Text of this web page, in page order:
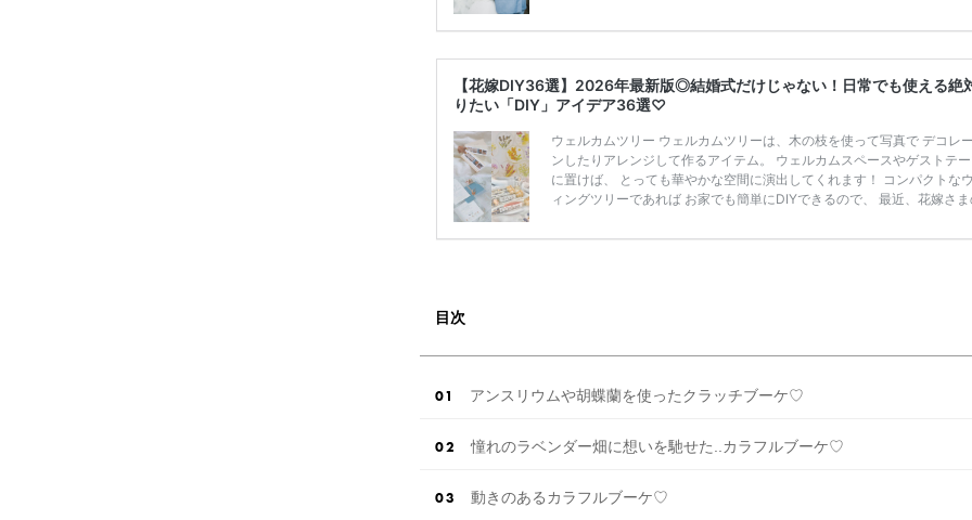
ンペーン特典ランキングを公開！ 比較サイト：プラコレ、ゼクシィ、
補を絞れる「ウェディング診断」か、体験型 […]続きを読む
【花嫁DIY36選】2026年最新版◎結婚式だけじゃない！日常でも使える絶
りたい「DIY」アイデア36選♡
ウェルカムツリー ウェルカムツリーは、木の枝を使って写真で デコレ
ンしたりアレンジして作るアイテム。 ウェルカムスペースやゲストテ
に置けば、 とっても華やかな空間に演出してくれます！ コンパクトな
ィングツリーであれば お家でも簡単にDIYできるので、 最近、花嫁さま
紹介します♪今すくCheck♡ インスタサイン インスタサインとは、
目次
アンスリウムや胡蝶蘭を使ったクラッチブーケ♡
憧れのラベンダー畑に想いを馳せた..カラフルブーケ♡
動きのあるカラフルブーケ♡